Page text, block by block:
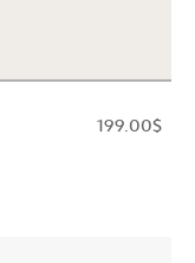
$199.00